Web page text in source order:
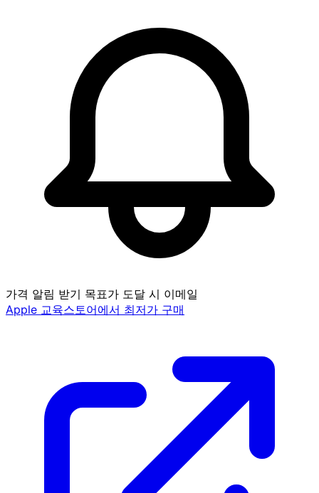
가격 알림 받기 목표가 도달 시 이메일
Apple 교육스토어에서 최저가 구매